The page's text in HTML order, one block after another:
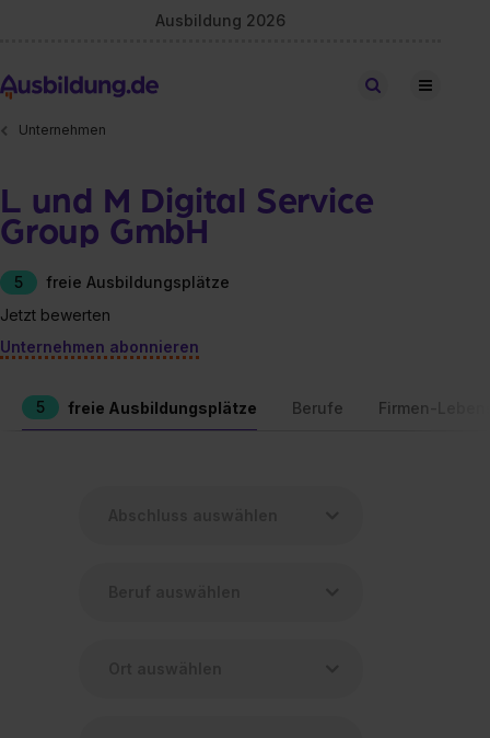
Ausbildung 2026
Stellen finden
Unternehmen
L und M Digital Service
Group GmbH
5
freie Ausbildungsplätze
Jetzt bewerten
Unternehmen abonnieren
5 freie Ausbildungsplätze Berufe Firmen-